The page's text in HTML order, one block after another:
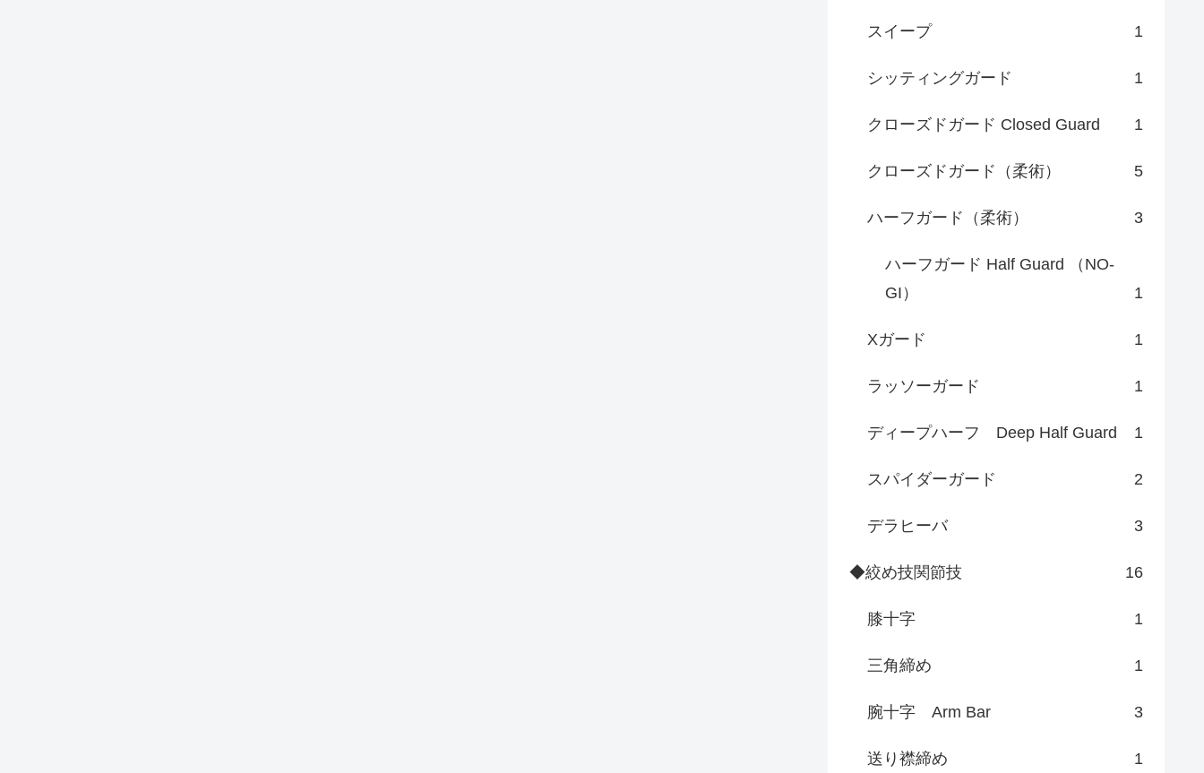
スイープ 1
シッティングガード 1
クローズドガード Closed Guard 1
クローズドガード（柔術） 5
ハーフガード（柔術） 3
ハーフガード Half Guard （NO-
GI）
1
Xガード 1
ラッソーガード 1
ディープハーフ Deep Half Guard 1
スパイダーガード 2
デラヒーバ 3
◆絞め技関節技 16
膝十字 1
三角締め 1
腕十字 Arm Bar 3
送り襟締め 1